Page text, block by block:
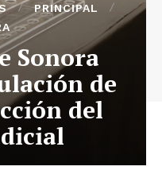
PRINCIPAL
Sonora
de
del